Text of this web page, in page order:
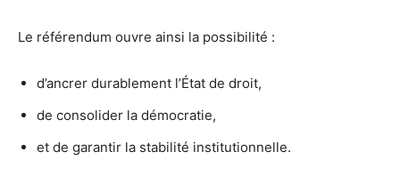
Le référendum ouvre ainsi la possibilité :
d’ancrer durablement l’État de droit,
⁠de consolider la démocratie,
⁠et de garantir la stabilité institutionnelle.